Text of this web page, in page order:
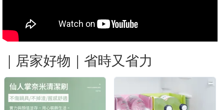
｜居家好物｜省時又省力